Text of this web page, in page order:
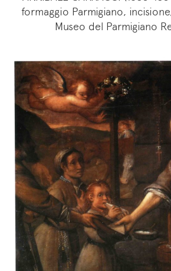
formaggio Parmigiano,
Museo del Parmigiano